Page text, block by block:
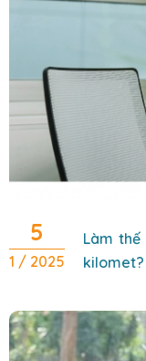
5
1 / 2025
Làm
kilomet?